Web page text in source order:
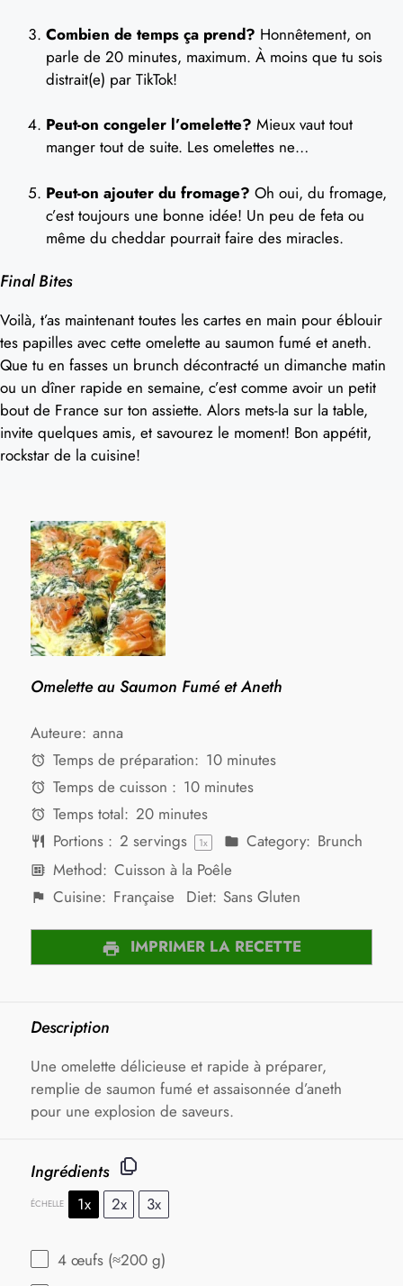
Combien de temps ça prend? Honnêtement, on
parle de 20 minutes, maximum. À moins que tu sois
distrait(e) par TikTok!
Peut-on congeler l’omelette? Mieux vaut tout
manger tout de suite. Les omelettes ne…
Peut-on ajouter du fromage? Oh oui, du fromage,
c’est toujours une bonne idée! Un peu de feta ou
même du cheddar pourrait faire des miracles.
Final Bites
Voilà, t’as maintenant toutes les cartes en main pour éblouir
tes papilles avec cette omelette au saumon fumé et aneth.
Que tu en fasses un brunch décontracté un dimanche matin
ou un dîner rapide en semaine, c’est comme avoir un petit
bout de France sur ton assiette. Alors mets-la sur la table,
invite quelques amis, et savourez le moment! Bon appétit,
rockstar de la cuisine!
Omelette au Saumon Fumé et Aneth
Auteure: anna
Temps de préparation: 10 minutes
Temps de cuisson : 10 minutes
Temps total: 20 minutes
Portions : 2 servings 1x Category: Brunch
Method: Cuisson à la Poêle
Cuisine: Française Diet: Sans Gluten
IMPRIMER LA RECETTE
Description
Une omelette délicieuse et rapide à préparer,
remplie de saumon fumé et assaisonnée d’aneth
pour une explosion de saveurs.
Ingrédients
ÉCHELLE 1x 2x 3x
4 œufs (≈200 g)